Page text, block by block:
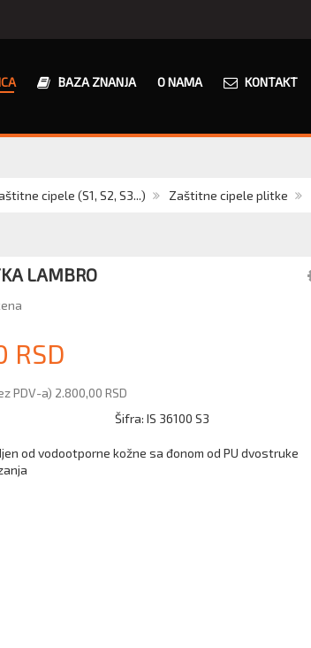
BAZA ZNANJA O NAMA KONTAKT
cipele (S1, S2, S3...) Zaštitne cipele plitke
LAMBRO
RSD
PDV-a) 2.800,00 RSD
Šifra: IS 36100 S3
od vodootporne kožne sa đonom od PU dvostruke